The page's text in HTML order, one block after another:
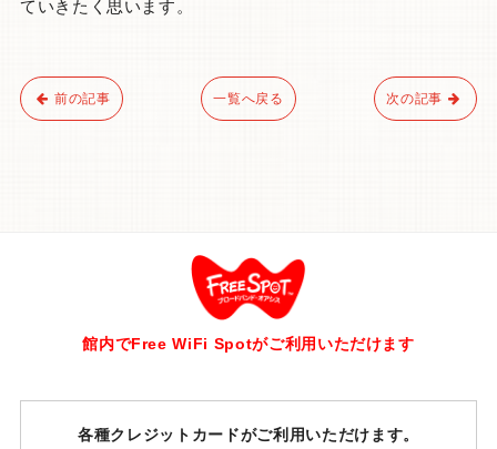
ていきたく思います。
次の記事
一覧へ戻る
前の記事
館内でFree WiFi Spotがご利用いただけます
各種クレジットカードがご利用いただけます。